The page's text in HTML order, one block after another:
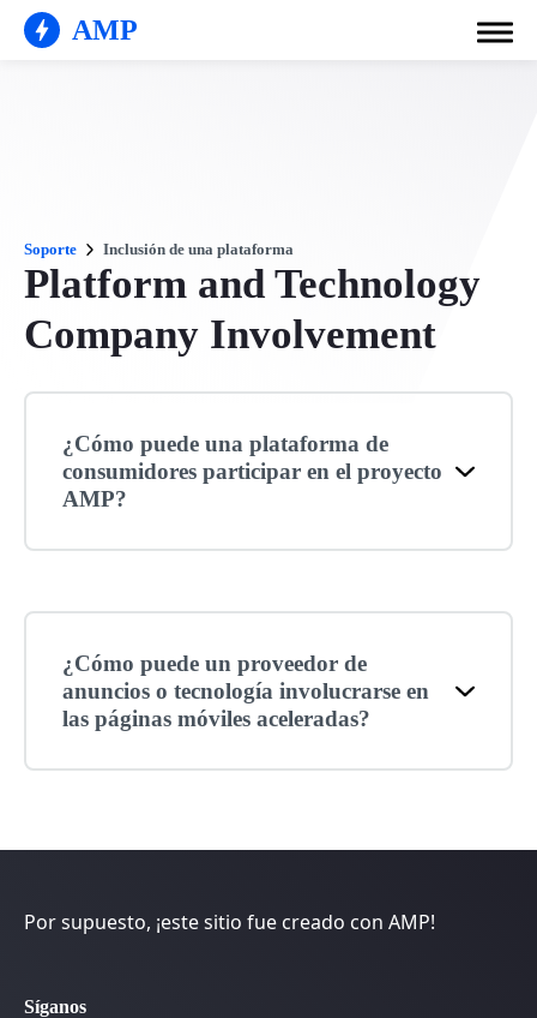
AMP
Soporte Inclusión de una plataforma
Platform and Technology
Company Involvement
¿Cómo puede una plataforma de
consumidores participar en el proyecto
AMP?
¿Cómo puede un proveedor de
anuncios o tecnología involucrarse en
las páginas móviles aceleradas?
Por supuesto, ¡este sitio fue creado con AMP!
Síganos